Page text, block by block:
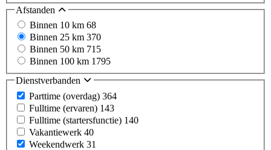
Afstanden
Binnen 10 km 68
Binnen 25 km 370
Binnen 50 km 715
Binnen 100 km 1795
Dienstverbanden
Parttime (overdag) 364
Fulltime (ervaren) 143
Fulltime (startersfunctie) 140
Vakantiewerk 40
Weekendwerk 31